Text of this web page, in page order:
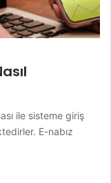
ile sisteme giriş
E-nabız